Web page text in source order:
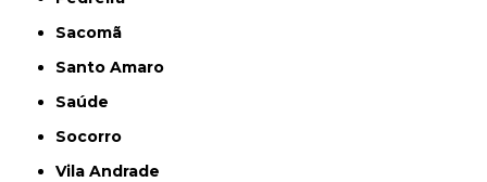
Sacomã
Santo Amaro
Saúde
Socorro
Vila Andrade